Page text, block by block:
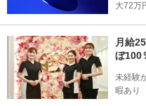
大72万
月給
ぼ100
未経験
暇あり